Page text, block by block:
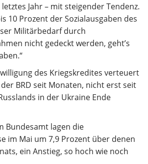
Jahr – mit steigender Tendenz.
10 Prozent der Sozialausgaben des
Militärbedarf durch
nicht gedeckt werden, geht’s
des Kriegskredites verteuert
BRD seit Monaten, nicht erst seit
in der Ukraine Ende
Bundesamt lagen die
im Mai um 7,9 Prozent über denen
ein Anstieg, so hoch wie noch